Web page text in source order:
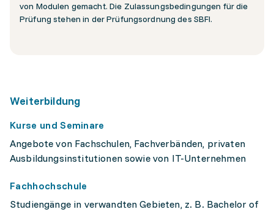
von Modulen gemacht. Die Zulassungsbedingungen für die
Prüfung stehen in der Prüfungsordnung des SBFI.
Weiterbildung
Kurse und Seminare
Angebote von Fachschulen, Fachverbänden, privaten
Ausbildungsinstitutionen sowie von IT-Unternehmen
Fachhochschule
Studiengänge in verwandten Gebieten, z. B. Bachelor of